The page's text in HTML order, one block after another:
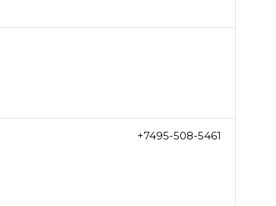
+7495-508-5461